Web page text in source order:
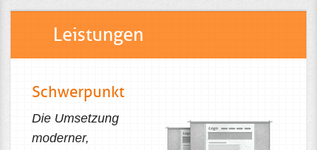
Leistungen
Schwerpunkt
Die Umsetzung
moderner,